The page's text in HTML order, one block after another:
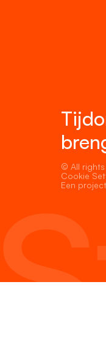
Tijd
© All rights
Cookie
Een